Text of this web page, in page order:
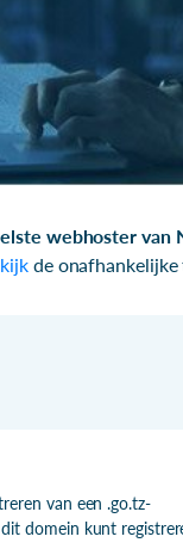
webhoster van
de onafhankelijke
van een .go.tz-
domein kunt